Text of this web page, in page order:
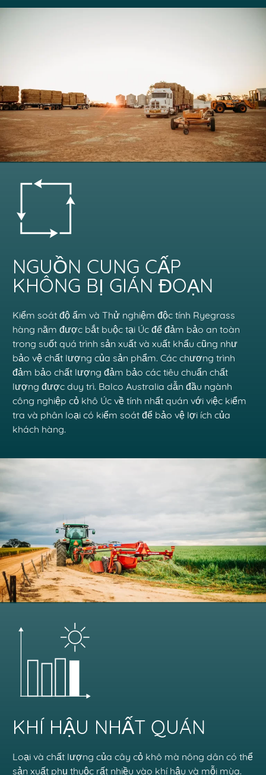
NGUỒN CUNG CẤP
KHÔNG BỊ GIÁN ĐOẠN
Kiểm soát độ ẩm và Thử nghiệm độc tính Ryegrass
hàng năm được bắt buộc tại Úc để đảm bảo an toàn
trong suốt quá trình sản xuất và xuất khẩu cũng như
bảo vệ chất lượng của sản phẩm. Các chương trình
đảm bảo chất lượng đảm bảo các tiêu chuẩn chất
lượng được duy trì. Balco Australia dẫn đầu ngành
công nghiệp cỏ khô Úc về tính nhất quán với việc kiểm
tra và phân loại có kiểm soát để bảo vệ lợi ích của
khách hàng.
KHÍ HẬU NHẤT QUÁN
Loại và chất lượng của cây cỏ khô mà nông dân có thể
sản xuất phụ thuộc rất nhiều vào khí hậu và mỗi mùa.